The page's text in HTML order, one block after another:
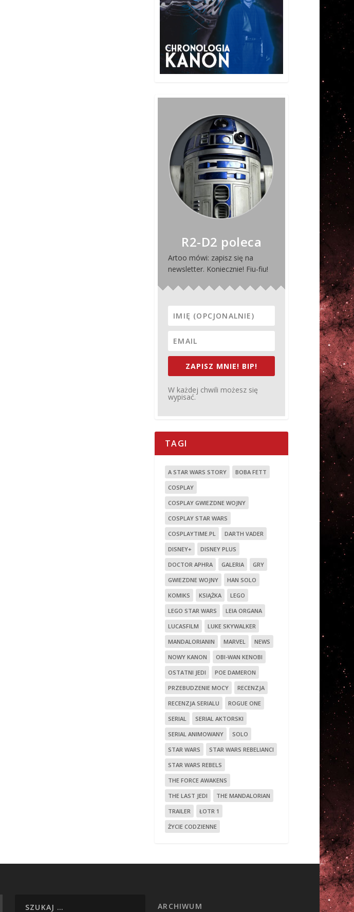
R2-D2 poleca
Artoo mówi: zapisz się na
newsletter. Koniecznie! Fiu-fiu!
ZAPISZ MNIE! BIP!
W każdej chwili możesz się
wypisać.
TAGI
A STAR WARS STORY
BOBA FETT
COSPLAY
COSPLAY GWIEZDNE WOJNY
COSPLAY STAR WARS
COSPLAYTIME.PL
DARTH VADER
DISNEY+
DISNEY PLUS
DOCTOR APHRA
GALERIA
GRY
GWIEZDNE WOJNY
HAN SOLO
KOMIKS
KSIĄŻKA
LEGO
LEGO STAR WARS
LEIA ORGANA
LUCASFILM
LUKE SKYWALKER
MANDALORIANIN
MARVEL
NEWS
NOWY KANON
OBI-WAN KENOBI
OSTATNI JEDI
POE DAMERON
PRZEBUDZENIE MOCY
RECENZJA
RECENZJA SERIALU
ROGUE ONE
SERIAL
SERIAL AKTORSKI
SERIAL ANIMOWANY
SOLO
STAR WARS
STAR WARS REBELIANCI
STAR WARS REBELS
THE FORCE AWAKENS
THE LAST JEDI
THE MANDALORIAN
TRAILER
ŁOTR 1
ŻYCIE CODZIENNE
ARCHIWUM